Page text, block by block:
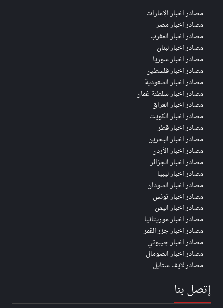
مصادر اخبار الإمارات
مصادر اخبار مصر
مصادر اخبار المغرب
مصادر اخبار لبنان
مصادر اخبار سوريا
مصادر اخبار فلسطين
مصادر اخبار السعودية
مصادر اخبار سلطنة عُمان
مصادر اخبار العراق
مصادر اخبار الكويت
مصادر اخبار قطر
مصادر اخبار البحرين
مصادر اخبار الأردن
مصادر اخبار الجزائر
مصادر اخبار ليبيا
مصادر اخبار السودان
مصادر اخبار تونس
مصادر اخبار اليمن
مصادر اخبار موريتانيا
مصادر اخبار جزر القمر
مصادر اخبار جيبوتي
مصادر اخبار الصومال
مصادر لايف ستايل
إتصل بنا